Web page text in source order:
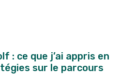
: ce que j’ai appris en
sur le parcours